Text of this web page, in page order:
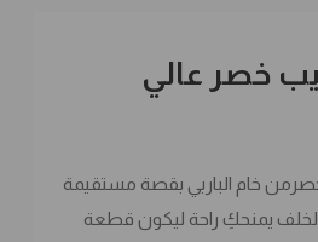
خصر عالي
خام الباربي بقصة مستقيمة
يمنحكِ راحة ليكون قطعة